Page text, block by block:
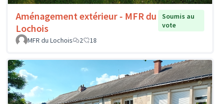
Aménagement extérieur - MFR du
Lochois
Soumis au
vote
MFR du Lochois
2 18